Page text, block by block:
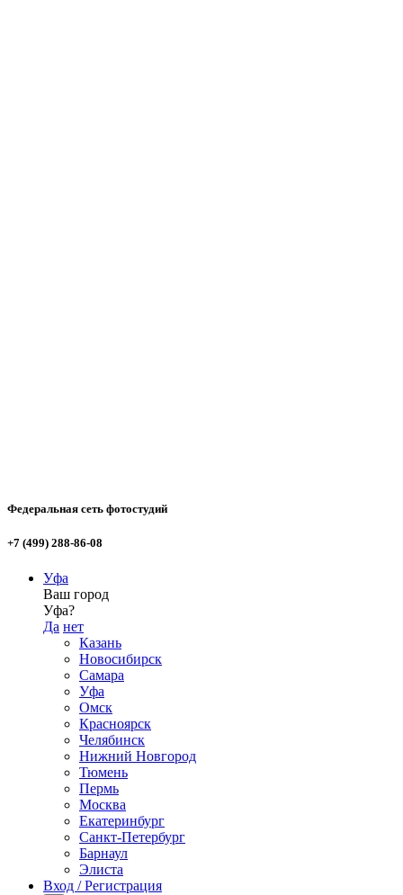
Федеральная сеть фотостудий
+7 (499) 288-86-08
Уфа
Ваш город
Уфа?
Да нет
Казань
Новосибирск
Самара
Уфа
Омск
Красноярск
Челябинск
Нижний Новгород
Тюмень
Пермь
Москва
Екатеринбург
Санкт-Петербург
Барнаул
Элиста
Вход / Регистрация